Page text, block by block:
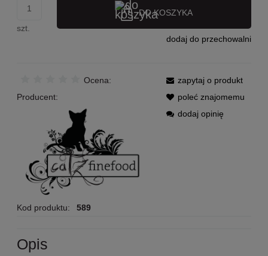
szt.
DO KOSZYKA
dodaj do przechowalni
Ocena:
Producent:
Kod produktu: 589
zapytaj o produkt
poleć znajomemu
dodaj opinię
Opis